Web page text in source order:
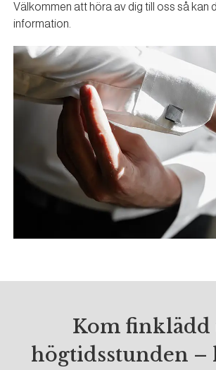
Välkommen att höra av dig till oss så kan
information.
Kom
högtidsstunden –